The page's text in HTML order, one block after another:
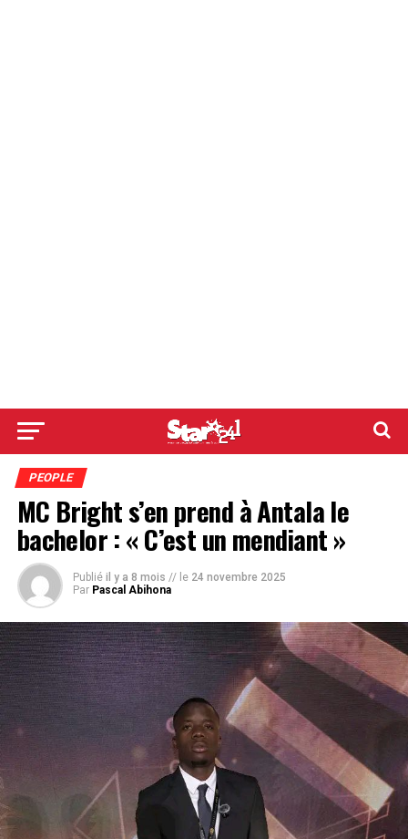
PEOPLE
MC Bright s’en prend à Antala le
bachelor : « C’est un mendiant »
Publié il y a 8 mois // le 24 novembre 2025
Par Pascal Abihona